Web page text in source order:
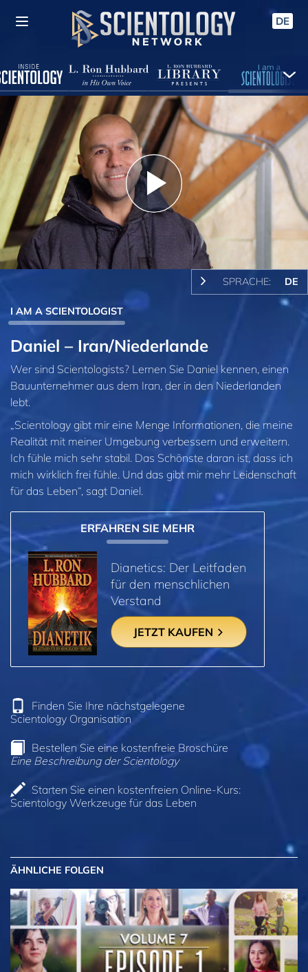
DE
Play
Video
SPRACHE: DE
I AM A SCIENTOLOGIST
Daniel – Iran/Niederlande
Wer sind Scientologists? Lernen Sie Daniel kennen, einen
Bauunternehmer aus dem Iran, der in den Niederlanden
lebt.
„Scientology gibt mir eine Menge Informationen, die meine
Realität mit meiner Umgebung verbessern und erweitern.
Ich fühle mich sehr stabil. Das Schönste daran ist, dass ich
mich wirklich frei fühle. Und das gibt mir mehr Leidenschaft
für das Leben“, sagt Daniel.
ERFAHREN SIE MEHR
Dianetics: Der Leitfaden
für den menschlichen
Verstand
JETZT KAUFEN
Finden Sie Ihre nächstgelegene
Scientology Organisation
Bestellen Sie eine kostenfreie Broschüre
Eine Beschreibung der Scientology
Starten Sie einen kostenfreien Online-Kurs:
Scientology Werkzeuge für das Leben
ÄHNLICHE FOLGEN